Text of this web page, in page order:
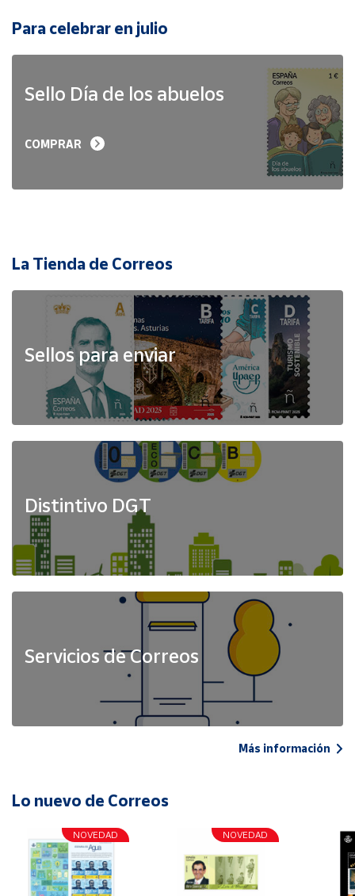
Para celebrar en julio
Sello Día de los abuelos
COMPRAR
La Tienda de Correos
Sellos para enviar
Distintivo DGT
Servicios de Correos
Más información
Lo nuevo de Correos
NOVEDAD NOVEDAD